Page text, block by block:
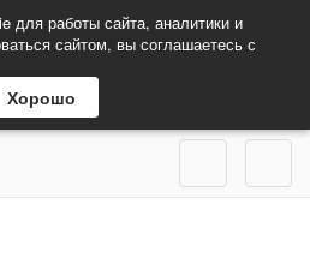
работы сайта, аналитики и
сайтом, вы соглашаетесь с
Хорошо